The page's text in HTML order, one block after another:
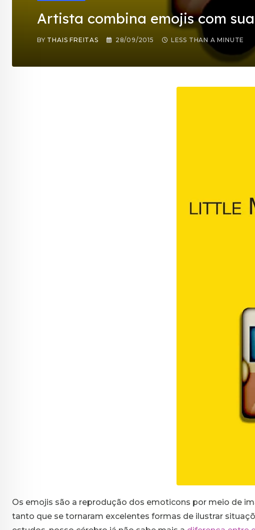
Artista combina emojis com
BY THAIS FREITAS 28/09/2015 LESS THAN A MINUTE
Os emojis são a reprodução dos emoticons por meio de
tanto que se tornaram excelentes formas de ilustrar